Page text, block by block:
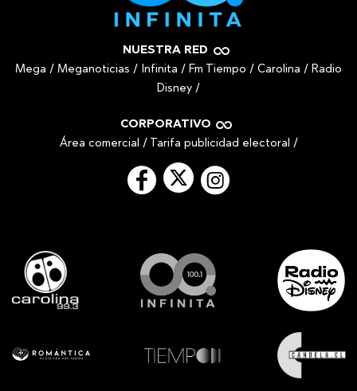
NUESTRA RED
Mega / Meganoticias / Infinita / Fm Tiempo / Carolina / Radio
Disney /
CORPORATIVO
Área comercial / Tarifa publicidad electoral /